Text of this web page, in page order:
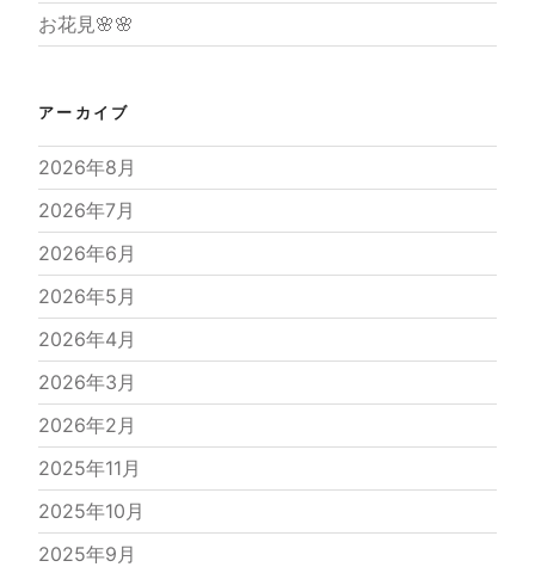
お花見🌸🌸
アーカイブ
2026年8月
2026年7月
2026年6月
2026年5月
2026年4月
2026年3月
2026年2月
2025年11月
2025年10月
2025年9月